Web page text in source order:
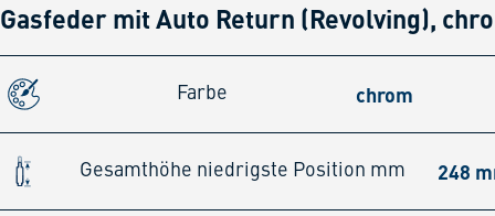
Gasfeder mit Auto Return (Revolving),
Farbe chrom
Gesamthöhe niedrigste Position mm 248